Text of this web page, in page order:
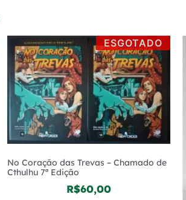
ESGOTADO
No Coração das Trevas – Chamado de
Cthulhu 7ª Edição
R$60,00